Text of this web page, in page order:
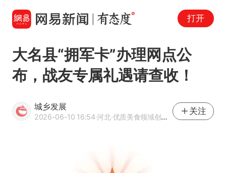
打开
大名县“拥军卡”办理网点公
布，战友专属礼遇请查收！
城乡发展
2026-06-10 16:54·河北·优质美食领域创作者
关注